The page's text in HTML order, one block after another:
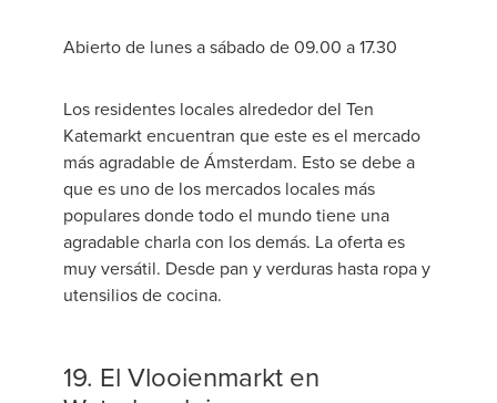
Abierto de lunes a sábado de 09.00 a 17.30
Los residentes locales alrededor del Ten
Katemarkt encuentran que este es el mercado
más agradable de Ámsterdam. Esto se debe a
que es uno de los mercados locales más
populares donde todo el mundo tiene una
agradable charla con los demás. La oferta es
muy versátil. Desde pan y verduras hasta ropa y
utensilios de cocina.
19. El Vlooienmarkt en